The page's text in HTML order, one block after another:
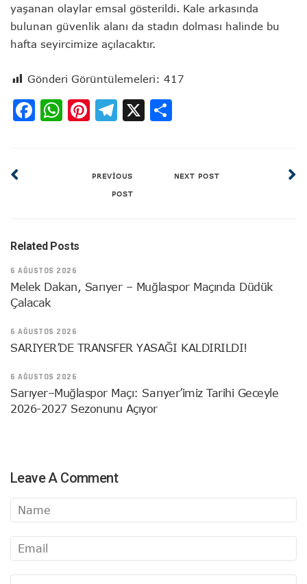
yaşanan olaylar emsal gösterildi. Kale arkasında
bulunan güvenlik alanı da stadın dolması halinde bu
hafta seyircimize açılacaktır.
Gönderi Görüntülemeleri: 417
Facebook
WhatsApp
Pinterest
Telegram
X
PREVIOUS
POST
NEXT POST
Related Posts
6 AĞUSTOS 2026
Melek Dakan, Sarıyer – Muğlaspor Maçında Düdük
Çalacak
6 AĞUSTOS 2026
SARIYER’DE TRANSFER YASAĞI KALDIRILDI!
6 AĞUSTOS 2026
Sarıyer–Muğlaspor Maçı: Sarıyer’imiz Tarihi Geceyle
2026-2027 Sezonunu Açıyor
Leave A Comment